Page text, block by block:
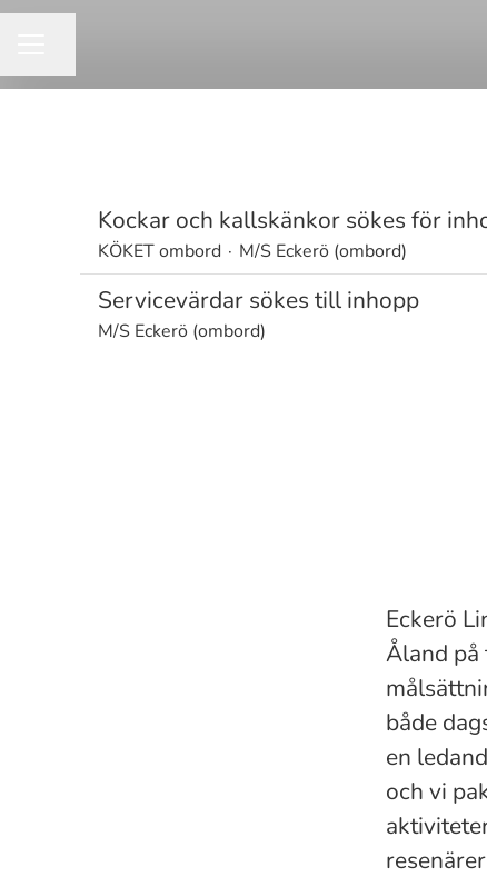
Kockar och kallskänkor sökes för
KÖKET ombord · M/S Eckerö (ombord)
Servicevärdar sökes till inhopp
M/S Eckerö (ombord)
Eckerö
Åland på
både
en
och vi